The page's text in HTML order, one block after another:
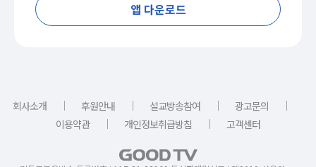
앱 다운로드
회사소개 ｜ 후원안내 ｜ 설교방송참여 ｜ 광고문의
｜
이용약관
｜ 개인정보취급방침 ｜ 고객센터